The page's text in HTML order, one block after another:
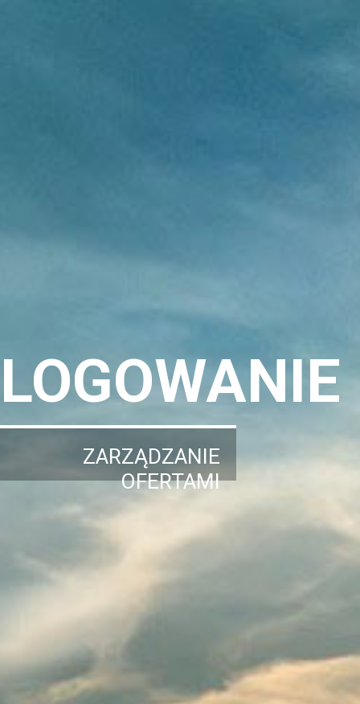
LOGOWANIE
ZARZĄDZANIE
OFERTAMI